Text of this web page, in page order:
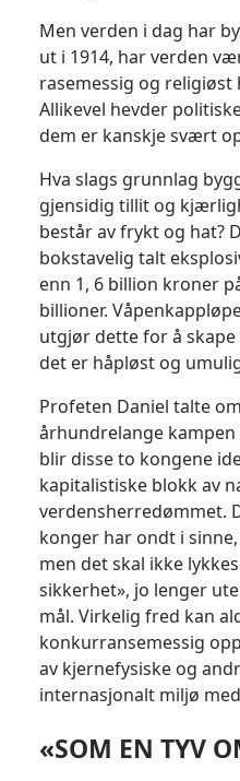
Men verden i dag har
ut i 1914, har verden
rasemessig og
Allikevel hevder
dem er kanskje svært
Hva slags grunnlag
gjensidig tillit og
består av frykt og hat?
bokstavelig talt
enn 1, 6 billion kroner
billioner.
utgjør dette for å
det er håpløst og
Profeten Daniel talte
århundrelange kampen
blir disse to kongene
kapitalistiske blokk av
verdensherredømmet.
konger har ondt i
men det skal ikke
sikkerhet», jo lenger
mål. Virkelig fred kan
konkurransemessig
av kjernefysiske og
internasjonalt miljø
«SOM EN TYV